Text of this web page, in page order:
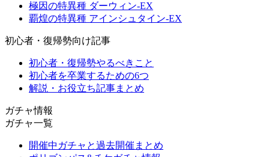
極因の特異種 ダーウィン-EX
覇煌の特異種 アインシュタイン-EX
初心者・復帰勢向け記事
初心者・復帰勢やるべきこと
初心者を卒業するための6つ
解説・お役立ち記事まとめ
ガチャ情報
ガチャ一覧
開催中ガチャと過去開催まとめ